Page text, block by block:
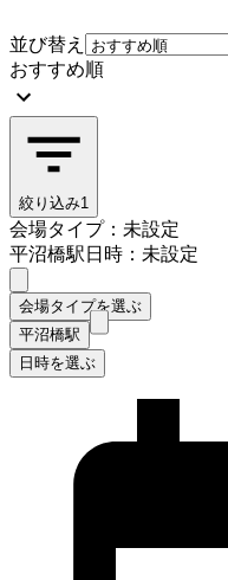
並び替え
おすすめ順
絞り込み1
会場タイプ：未設定
平沼橋駅日時：未設定
会場タイプを選ぶ
平沼橋駅
日時を選ぶ